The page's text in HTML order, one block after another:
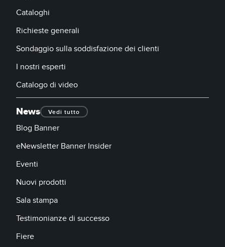
Cataloghi
Richieste generali
Sondaggio sulla soddisfazione dei clienti
I nostri esperti
Catalogo di video
News Vedi tutto
Blog Banner
eNewsletter Banner Insider
Eventi
Nuovi prodotti
Sala stampa
Testimonianze di successo
Fiere